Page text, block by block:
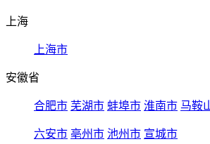
上海
上海市
安徽省
合肥市 芜湖市 蚌埠市 淮南市 马鞍
六安市 亳州市 池州市 宣城市